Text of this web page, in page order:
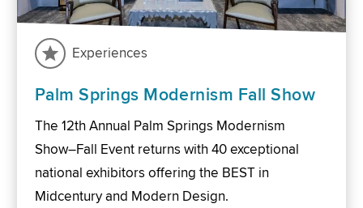
Experiences
Palm Springs Modernism Fall Show
The 12th Annual Palm Springs Modernism
Show–Fall Event returns with 40 exceptional
national exhibitors offering the BEST in
Midcentury and Modern Design.